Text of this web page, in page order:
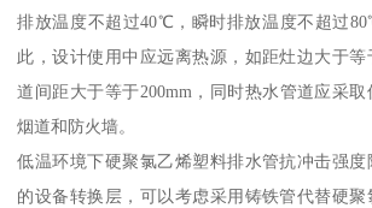
排放温度不超过40℃，瞬时排放温度不超过
此，设计使用中应远离热源，如距灶边大于等
道间距大于等于200mm，同时热水管道应采
烟道和防火墙。
低温环境下硬聚氯乙烯塑料排水管抗冲击强度
的设备转换层，可以考虑采用铸铁管代替硬